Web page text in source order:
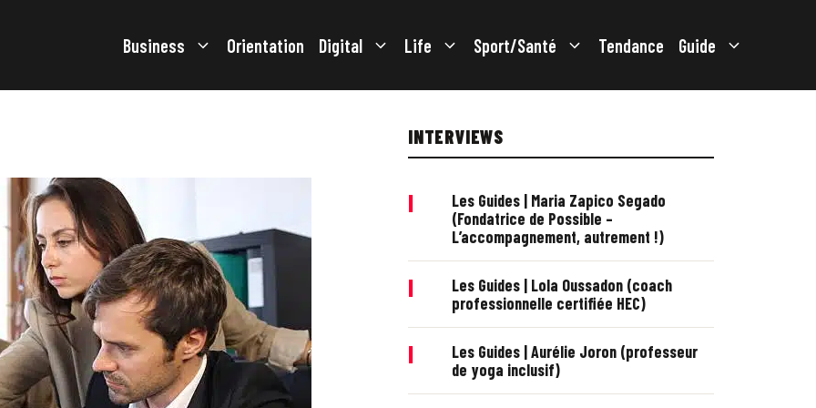
Business Orientation Digital Life Sport/Santé Tendance Guide
INTERVIEWS
|
Les Guides | Maria Zapico Segado
(Fondatrice de Possible –
L’accompagnement, autrement !)
|
Les Guides | Lola Oussadon (coach
professionnelle certifiée HEC)
|
Les Guides | Aurélie Joron (professeur
de yoga inclusif)